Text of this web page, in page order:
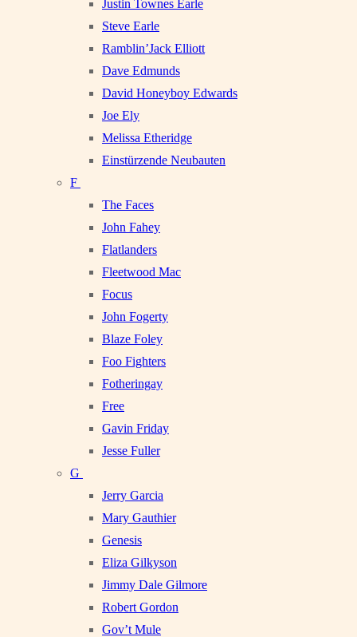
Justin Townes Earle
Steve Earle
Ramblin’Jack Elliott
Dave Edmunds
David Honeyboy Edwards
Joe Ely
Melissa Etheridge
Einstürzende Neubauten
F
The Faces
John Fahey
Flatlanders
Fleetwood Mac
Focus
John Fogerty
Blaze Foley
Foo Fighters
Fotheringay
Free
Gavin Friday
Jesse Fuller
G
Jerry Garcia
Mary Gauthier
Genesis
Eliza Gilkyson
Jimmy Dale Gilmore
Robert Gordon
Gov’t Mule